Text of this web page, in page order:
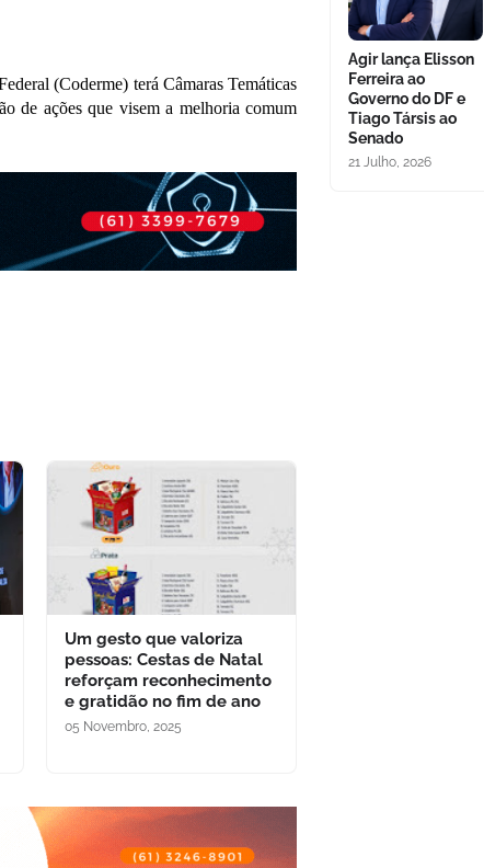
(Coderme) terá Câmaras Temáticas
de ações que visem a melhoria comum
Um gesto que valoriza
pessoas: Cestas de Natal
reforçam reconhecimento
e gratidão no fim de ano
05 Novembro, 2025
Agir lança Elisson
Ferreira ao
Governo do DF e
Tiago Társis ao
Senado
21 Julho, 2026